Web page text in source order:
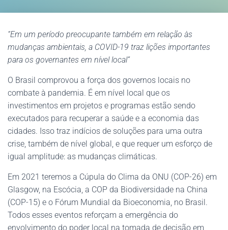
“Em um período preocupante também em relação às
mudanças ambientais, a COVID-19 traz lições importantes
para os governantes em nível local”
O Brasil comprovou a força dos governos locais no
combate à pandemia. É em nível local que os
investimentos em projetos e programas estão sendo
executados para recuperar a saúde e a economia das
cidades. Isso traz indícios de soluções para uma outra
crise, também de nível global, e que requer um esforço de
igual amplitude: as mudanças climáticas.
Em 2021 teremos a Cúpula do Clima da ONU (COP-26) em
Glasgow, na Escócia, a COP da Biodiversidade na China
(COP-15) e o Fórum Mundial da Bioeconomia, no Brasil.
Todos esses eventos reforçam a emergência do
envolvimento do poder local na tomada de decisão em